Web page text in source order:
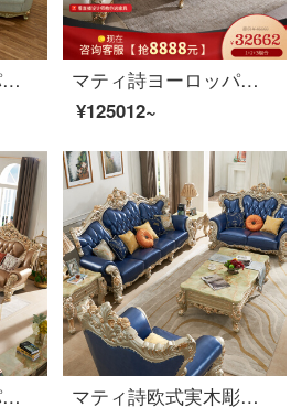
マティ詩ヨーロッパ式の実木ソファセットリビングルームの小型別荘の本革描金家具のセットは郵送でカスタマイズします。
マティ詩ヨーロッパ式の本革ソファー客間セットクラウンと小戸型の実木ソファセット欧式本革・新クラウンソファ【2人乗り】
¥125012~
マティ詩ヨーロッパ式の本革ソファーセットの大型客間家具の説明金の実木両面の彫刻ソファには、欧風の純度の高い金・両面彫刻の本革ソファ【シングル位】
マティ詩欧式実木彫刻フィレンツェシリーズの大型別荘客間ソファセット